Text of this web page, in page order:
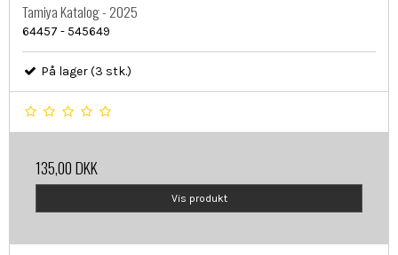
Tamiya Katalog - 2025
64457 - 545649
På lager (3 stk.)
135,00 DKK
Vis produkt